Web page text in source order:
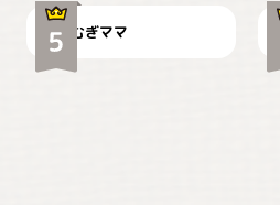
むぎママ